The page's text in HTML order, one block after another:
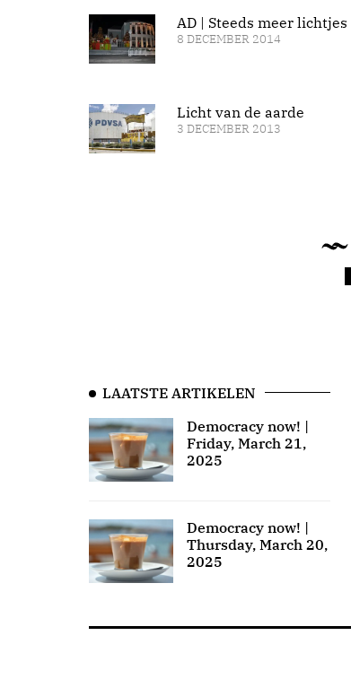
AD | Steeds meer lichtjes
8 DECEMBER 2014
Licht van de aarde
3 DECEMBER 2013
LAATSTE ARTIKELEN
Democracy now! |
Friday, March 21,
2025
Democracy now! |
Thursday, March 20,
2025